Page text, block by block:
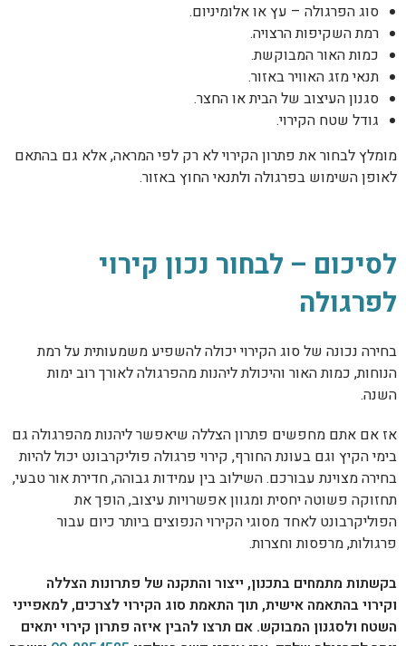
סוג הפרגולה – עץ או אלומיניום.
רמת השקיפות הרצויה.
כמות האור המבוקשת.
תנאי מזג האוויר באזור.
סגנון העיצוב של הבית או החצר.
גודל שטח הקירוי.
מומלץ לבחור את פתרון הקירוי לא רק לפי המראה, אלא גם בהתאם
לאופן השימוש בפרגולה ולתנאי החוץ באזור.
לסיכום – לבחור נכון קירוי
לפרגולה
בחירה נכונה של סוג הקירוי יכולה להשפיע משמעותית על רמת
הנוחות, כמות האור והיכולת ליהנות מהפרגולה לאורך רוב ימות
השנה.
אז אם אתם מחפשים פתרון הצללה שיאפשר ליהנות מהפרגולה גם
בימי הקיץ וגם בעונת החורף, קירוי פרגולה פוליקרבונט יכול להיות
בחירה מצוינת עבורכם. השילוב בין עמידות גבוהה, חדירת אור טבעי,
תחזוקה פשוטה יחסית ומגוון אפשרויות עיצוב, הופך את
הפוליקרבונט לאחד מסוגי הקירוי הנפוצים ביותר כיום עבור
פרגולות, מרפסות וחצרות.
בקשתות מתמחים בתכנון, ייצור והתקנה של פתרונות הצללה
וקירוי בהתאמה אישית, תוך התאמת סוג הקירוי לצרכים, למאפייני
השטח ולסגנון המבוקש. אם תרצו להבין איזה פתרון קירוי יתאים